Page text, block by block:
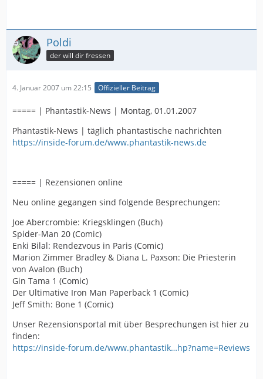
Poldi
der will dir fressen
4. Januar 2007 um 22:15 Offizieller Beitrag
===== | Phantastik-News | Montag, 01.01.2007
Phantastik-News | täglich phantastische nachrichten
https://inside-forum.de/www.phantastik-news.de
===== | Rezensionen online
Neu online gegangen sind folgende Besprechungen:
Joe Abercrombie: Kriegsklingen (Buch)
Spider-Man 20 (Comic)
Enki Bilal: Rendezvous in Paris (Comic)
Marion Zimmer Bradley & Diana L. Paxson: Die Priesterin
von Avalon (Buch)
Gin Tama 1 (Comic)
Der Ultimative Iron Man Paperback 1 (Comic)
Jeff Smith: Bone 1 (Comic)
Unser Rezensionsportal mit über Besprechungen ist hier zu
finden:
https://inside-forum.de/www.phantastik…hp?name=Reviews